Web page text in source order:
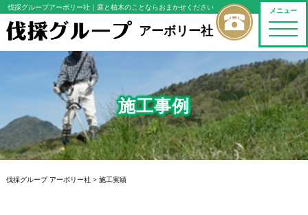
メニュー
toggle
伐採グループアーボリー社｜庭と植木のことならおまかせください
アーボリー社
施工事例
伐採グループ アーボリー社> 施工実績